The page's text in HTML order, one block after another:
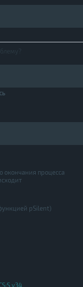
процесса
pSilent)
v34